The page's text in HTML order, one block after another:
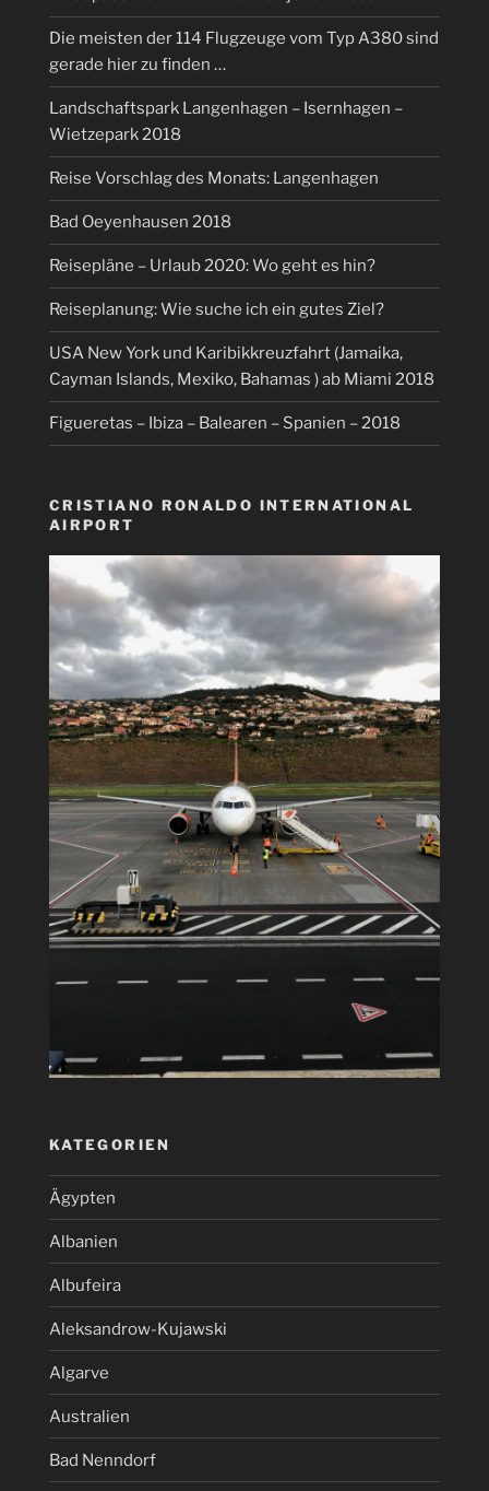
Die meisten der 114 Flugzeuge vom Typ A380 sind
gerade hier zu finden …
Landschaftspark Langenhagen – Isernhagen –
Wietzepark 2018
Reise Vorschlag des Monats: Langenhagen
Bad Oeyenhausen 2018
Reisepläne – Urlaub 2020: Wo geht es hin?
Reiseplanung: Wie suche ich ein gutes Ziel?
USA New York und Karibikkreuzfahrt (Jamaika,
Cayman Islands, Mexiko, Bahamas ) ab Miami 2018
Figueretas – Ibiza – Balearen – Spanien – 2018
CRISTIANO RONALDO INTERNATIONAL
AIRPORT
KATEGORIEN
Ägypten
Albanien
Albufeira
Aleksandrow-Kujawski
Algarve
Australien
Bad Nenndorf